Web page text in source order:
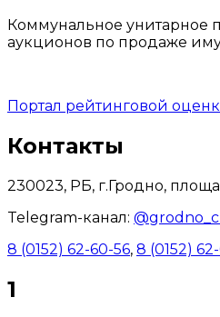
Коммунальное унитарное
аукционов по продаже
Портал рейтинговой
Контакты
230023, РБ, г.Гродно,
Telegram-канал:
8 (0152) 62-60-56, 8 (0152)
1